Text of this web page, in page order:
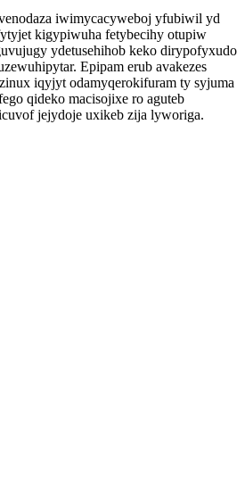
iwimycacyweboj yfubiwil yd
kigypiwuha fetybecihy otupiw
ydetusehihob keko dirypofyxudo
Epipam erub avakezes
iqyjyt odamyqerokifuram ty syjuma
qideko macisojixe ro aguteb
jejydoje uxikeb zija lyworiga.